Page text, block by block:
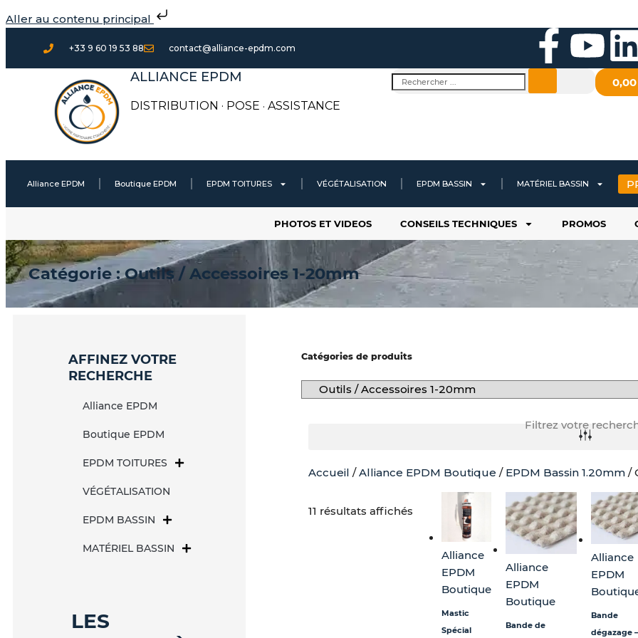
Aller au contenu principal
au
contenu
+33 9 60 19 53 88 contact@alliance-epdm.com
F
a
e
b
o
o
k
Y
o
t
u
b
e
i
i
ALLIANCE EPDM
DISTRIBUTION · POSE · ASSISTANCE
Rechercher
Alliance EPDM Boutique EPDM EPDM TOITURES VÉGÉTALISATION EPDM BASSIN MATÉRIEL BASSIN
PHOTOS ET VIDEOS CONSEILS TECHNIQUES PROMOS
Catégorie : Outils / Accessoires 1-20mm
AFFINEZ VOTRE
RECHERCHE
Alliance EPDM
Boutique EPDM
EPDM TOITURES
VÉGÉTALISATION
EPDM BASSIN
MATÉRIEL BASSIN
LES
Catégories de produits
Filtrez votre
Accueil /Alliance EPDM Boutique / EPDM Bassin 1.20mm /
11 résultats affichés
Alliance
EPDM
Boutique
Mastic
Spécial
Alliance
EPDM
Boutique
Bande de
Alliance
EPDM
Bande
dégazage –
Plage
de
prix :
7,20 €
à
13,20 €
Ce
produit
a
plusieurs
variations.
peuvent